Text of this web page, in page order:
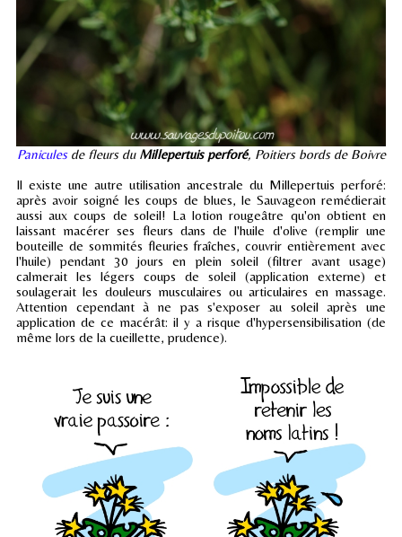
Paniculesde fleurs du Millepertuis perforé, Poitiers bords de Boivre
Il existe une autre utilisation ancestrale du Millepertuis perforé:
après avoir soigné les coups de blues, le Sauvageon remédierait
aussi aux coups de soleil! La lotion rougeâtre qu'on obtient en
laissant macérer ses fleurs dans de l'huile d'olive (remplir une
bouteille de sommités fleuries fraîches, couvrir entièrement avec
l'huile) pendant 30 jours en plein soleil (filtrer avant usage)
calmerait les légers coups de soleil (application externe) et
soulagerait les douleurs musculaires ou articulaires en massage.
Attention cependant à ne pas s'exposer au soleil après une
application de ce macérât: il y a risque d'hypersensibilisation (de
même lors de la cueillette, prudence).